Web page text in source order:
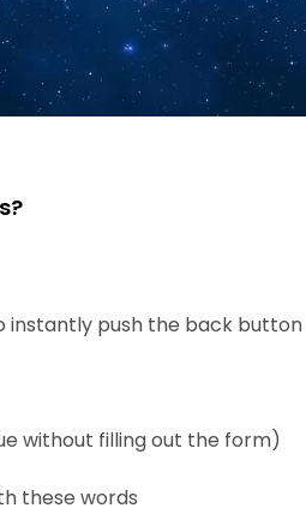
instantly push the back button
without filling out the form)
these words